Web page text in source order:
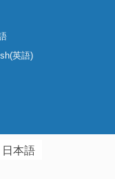
(英語)
日本語